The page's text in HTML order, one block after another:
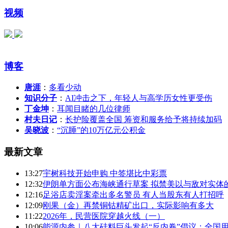
视频
博客
唐涯 ： 多看少动
知识分子 ： AI冲击之下，年轻人与高学历女性更受伤
丁金坤 ： 耳闻目睹的几位律师
村夫日记 ： 长护险覆盖全国 筹资和服务给予将持续加码
吴晓波 ： “沉睡”的10万亿元公积金
最新文章
13:27宇树科技开始申购 中签堪比中彩票
12:32伊朗单方面公布海峡通行草案 拟禁美以与敌对实体
12:16足浴店卖淫案牵出多名警员 有人当股东有人打招呼
12:09刚果（金）再禁铜钴精矿出口，实际影响有多大
11:222026年，民营医院穿越火线（一）